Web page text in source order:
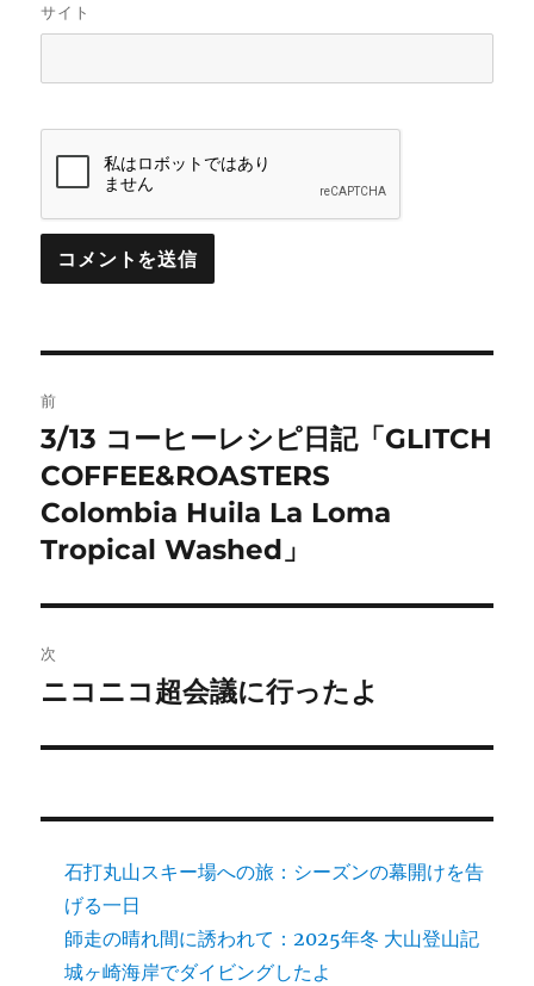
サイト
稿
ナ
ビ
シ
前
前
の
投
稿:
3/13 コーヒーレシピ日記「GLITCH
COFFEE&ROASTERS
Colombia Huila La Loma
Tropical Washed」
次
次
投
ニコニコ超会議に行ったよ
石打丸山スキー場への旅：シーズンの幕開けを告
げる一日
師走の晴れ間に誘われて：2025年冬 大山登山記
城ヶ崎海岸でダイビングしたよ